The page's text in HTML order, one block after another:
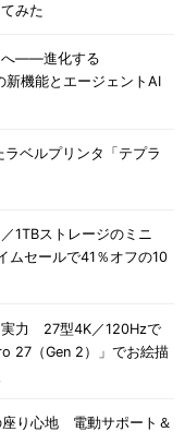
みた
へ――進化する
機能とエージェントAI
ベルプリンタ「テプラ
1TBストレージのミニ
ムセールで41％オフの10
力 27型4K／120Hzで
27（Gen 2）」でお絵描
座り心地 電動サポート＆